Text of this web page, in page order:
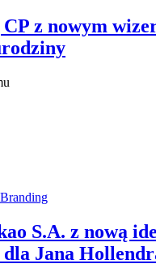
z nowym
Branding
S.A. z nową
dla Jana